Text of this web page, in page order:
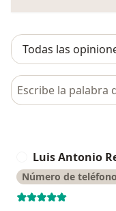
Busca en opiniones
Luis Antonio
Número de